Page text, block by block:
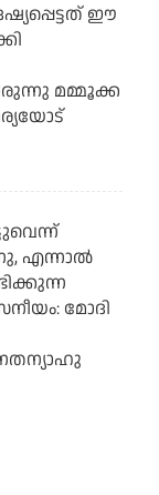
ഈ
മമ്മൂക്ക
എന്നാല്‍
മോദി